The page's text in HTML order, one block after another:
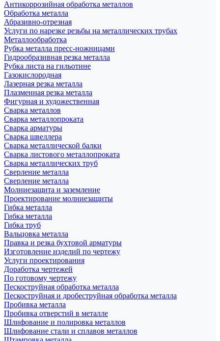
Антикоррозийная обработка металлов
Обработка металла
Абразивно-отрезная
Услуги по нарезке резьбы на металлических трубах
Металлообработка
Рубка металла пресс-ножницами
Гидрообразивная резка металла
Рубка листа на гильотине
Газокислородная
Лазерная резка металла
Плазменная резка металла
Фигурная и художественная
Сварка металлов
Сварка металлопроката
Сварка арматуры
Сварка швеллера
Сварка металлической балки
Сварка листового металлопроката
Сварка металлических труб
Сверление металла
Сверление металла
Молниезащита и заземление
Проектирование молниезащиты
Гибка металла
Гибка металла
Гибка труб
Вальцовка металла
Правка и резка бухтовой арматуры
Изготовление изделий по чертежу
Услуги проектирования
Доработка чертежей
По готовому чертежу
Пескоструйная обработка металла
Пескоструйная и дробеструйная обработка металла
Пробивка металла
Пробивка отверстий в металле
Шлифование и полировка металлов
Шлифование стали и сплавов металлов